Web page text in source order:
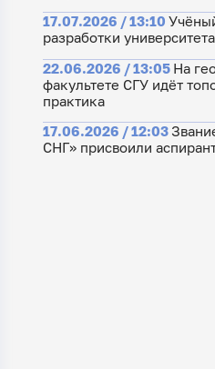
17.07.2026 / 13:10
разработки
22.06.2026 / 13:05 На
факультете СГУ идёт
практика
17.06.2026 / 12:03
СНГ» присвоили